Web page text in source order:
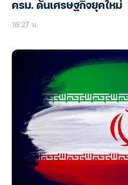
ครม. ดันเศรษฐกิจยุคใหม่
16:27 น.